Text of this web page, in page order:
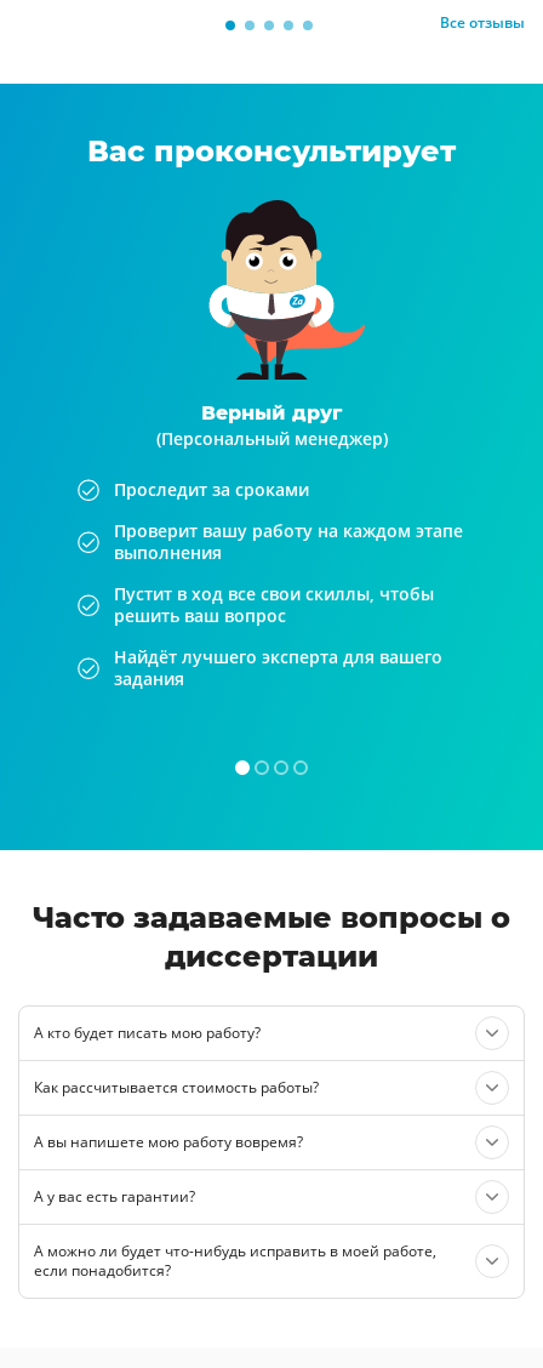
Все отзывы
Вас проконсультирует
Верный друг
(Персональный менеджер)
Проследит за сроками
Проверит вашу работу на каждом этапе
выполнения
Пустит в ход все свои скиллы, чтобы
решить ваш вопрос
Найдёт лучшего эксперта для вашего
задания
Часто задаваемые вопросы о
диссертации
А кто будет писать мою работу?
Как рассчитывается стоимость работы?
А вы напишете мою работу вовремя?
А у вас есть гарантии?
А можно ли будет что-нибудь исправить в моей работе,
если понадобится?